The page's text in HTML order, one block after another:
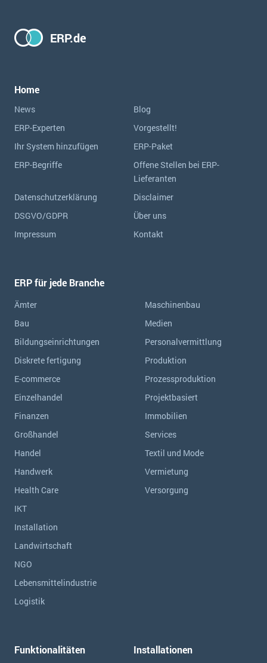
ERP.de
Home
News
Blog
ERP-Experten
Vorgestellt!
Ihr System hinzufügen
ERP-Paket
ERP-Begriffe
Offene Stellen bei ERP-
Lieferanten
Datenschutzerklärung
Disclaimer
DSGVO/GDPR
Über uns
Impressum
Kontakt
ERP für jede Branche
Ämter
Bau
Bildungseinrichtungen
Diskrete fertigung
E-commerce
Einzelhandel
Finanzen
Großhandel
Handel
Handwerk
Health Care
IKT
Installation
Landwirtschaft
NGO
Lebensmittelindustrie
Logistik
Maschinenbau
Medien
Personalvermittlung
Produktion
Prozessproduktion
Projektbasiert
Immobilien
Services
Textil und Mode
Vermietung
Versorgung
Funktionalitäten Installationen